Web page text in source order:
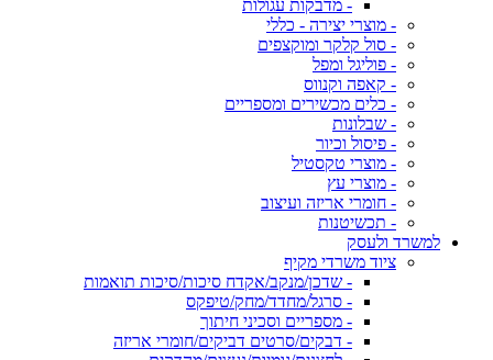
- מדבקות עגולות
- מוצרי יצירה - כללי
- סול קלקר ומוקצפים
- פוליגל ומפל
- קאפה וקנווס
- כלים מכשירים ומספריים
- שבלונות
- פיסול וכיור
- מוצרי טקסטיל
- מוצרי עץ
- חומרי אריזה ועיצוב
- תכשיטנות
למשרד ולעסק
ציוד משרדי מקיף
- שדכן/מנקב/אקדח סיכות/סיכות תואמות
- סרגל/מחדד/מחק/טיפקס
- מספריים וסכיני חיתוך
- דבקים/סרטים דביקים/חומרי אריזה